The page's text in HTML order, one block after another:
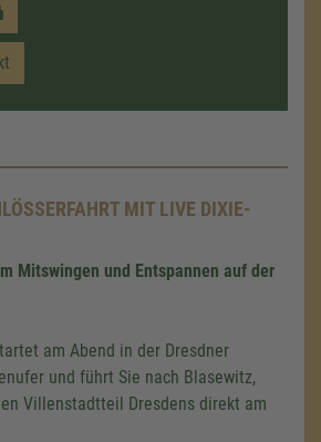
MIT LIVE DIXIE-
Mitswingen und Entspannen auf der
am Abend in der Dresdner
und führt Sie nach Blasewitz,
Villenstadtteil Dresdens direkt am